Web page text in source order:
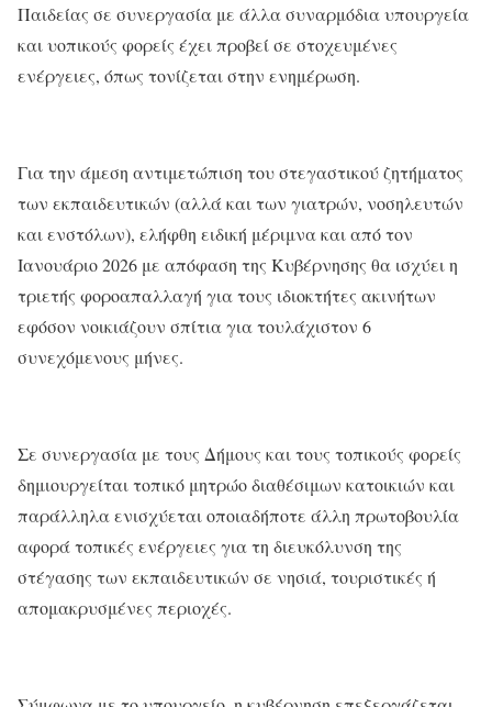
Παιδείας σε συνεργασία με άλλα συναρμόδια υπουργεία
και υοπικούς φορείς έχει προβεί σε στοχευμένες
ενέργειες, όπως τονίζεται στην ενημέρωση.
Για την άμεση αντιμετώπιση του στεγαστικού ζητήματος
των εκπαιδευτικών (αλλά και των γιατρών, νοσηλευτών
και ενστόλων), ελήφθη ειδική μέριμνα και από τον
Ιανουάριο 2026 με απόφαση της Κυβέρνησης θα ισχύει η
τριετής φοροαπαλλαγή για τους ιδιοκτήτες ακινήτων
εφόσον νοικιάζουν σπίτια για τουλάχιστον 6
συνεχόμενους μήνες.
Σε συνεργασία με τους Δήμους και τους τοπικούς φορείς
δημιουργείται τοπικό μητρώο διαθέσιμων κατοικιών και
παράλληλα ενισχύεται οποιαδήποτε άλλη πρωτοβουλία
αφορά τοπικές ενέργειες για τη διευκόλυνση της
στέγασης των εκπαιδευτικών σε νησιά, τουριστικές ή
απομακρυσμένες περιοχές.